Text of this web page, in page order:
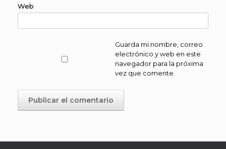
Web
Guarda mi nombre, correo
electrónico y web en este
navegador para la próxima
vez que comente.